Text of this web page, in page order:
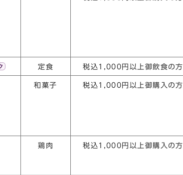
定食 税込1,000円以上御飲食の方
和菓子 税込1,000円以上御購入の方
鶏肉 税込1,000円以上御購入の方